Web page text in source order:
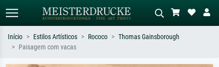
Início Estilos Artísticos Rococo
Thomas Gainsborough
Paisagem com vacas